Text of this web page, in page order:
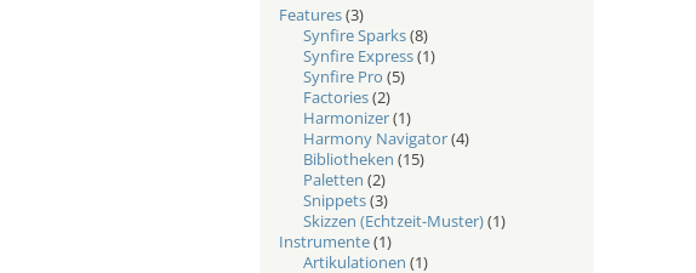
Features(3)
Synfire Sparks(8)
Synfire Express(1)
Synfire Pro (5)
Factories(2)
Harmonizer(1)
Harmony Navigator(4)
Bibliotheken (15)
Paletten (2)
Snippets(3)
Skizzen (Echtzeit-Muster)(1)
Instrumente(1)
Artikulationen (1)